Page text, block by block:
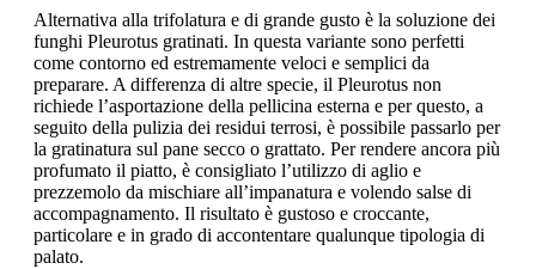
Alternativa alla trifolatura e di grande gusto è la soluzione dei
funghi Pleurotus gratinati. In questa variante sono perfetti
come contorno ed estremamente veloci e semplici da
preparare. A differenza di altre specie, il Pleurotus non
richiede l’asportazione della pellicina esterna e per questo, a
seguito della pulizia dei residui terrosi, è possibile passarlo per
la gratinatura sul pane secco o grattato. Per rendere ancora più
profumato il piatto, è consigliato l’utilizzo di aglio e
prezzemolo da mischiare all’impanatura e volendo salse di
accompagnamento. Il risultato è gustoso e croccante,
particolare e in grado di accontentare qualunque tipologia di
palato.